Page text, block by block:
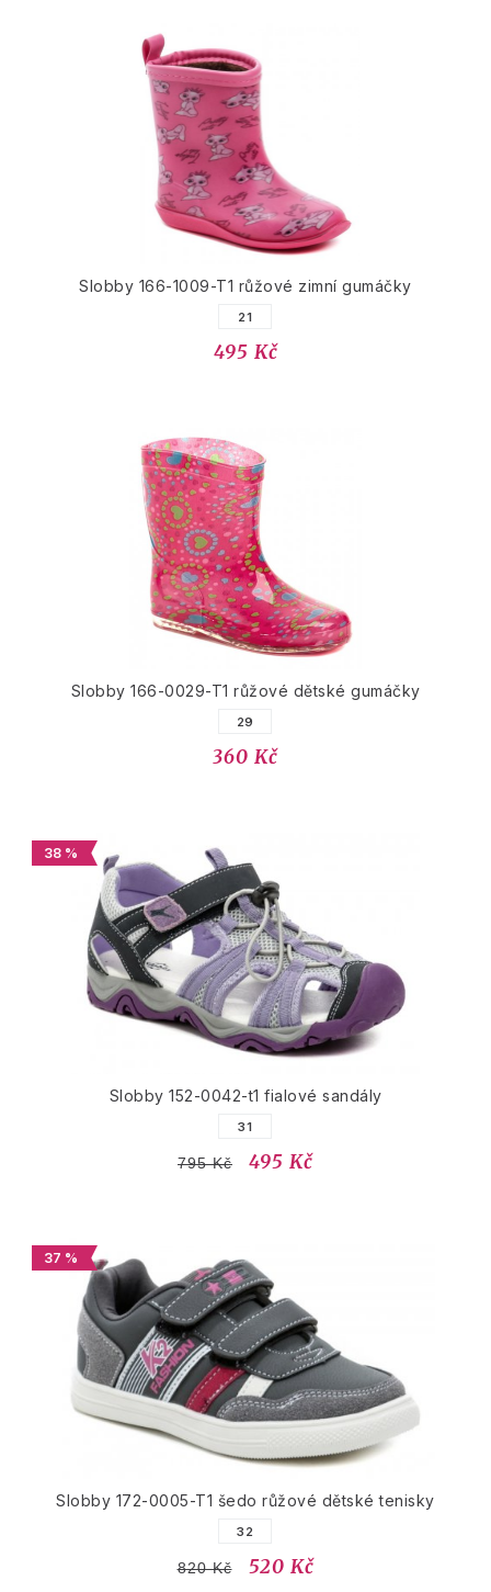
Slobby 166-1009-T1 růžové zimní gumáčky
21
495 Kč
Slobby 166-0029-T1 růžové dětské gumáčky
29
360 Kč
38 %
Slobby 152-0042-t1 fialové sandály
31
795 Kč 495 Kč
37 %
Slobby 172-0005-T1 šedo růžové dětské tenisky
32
820 Kč 520 Kč